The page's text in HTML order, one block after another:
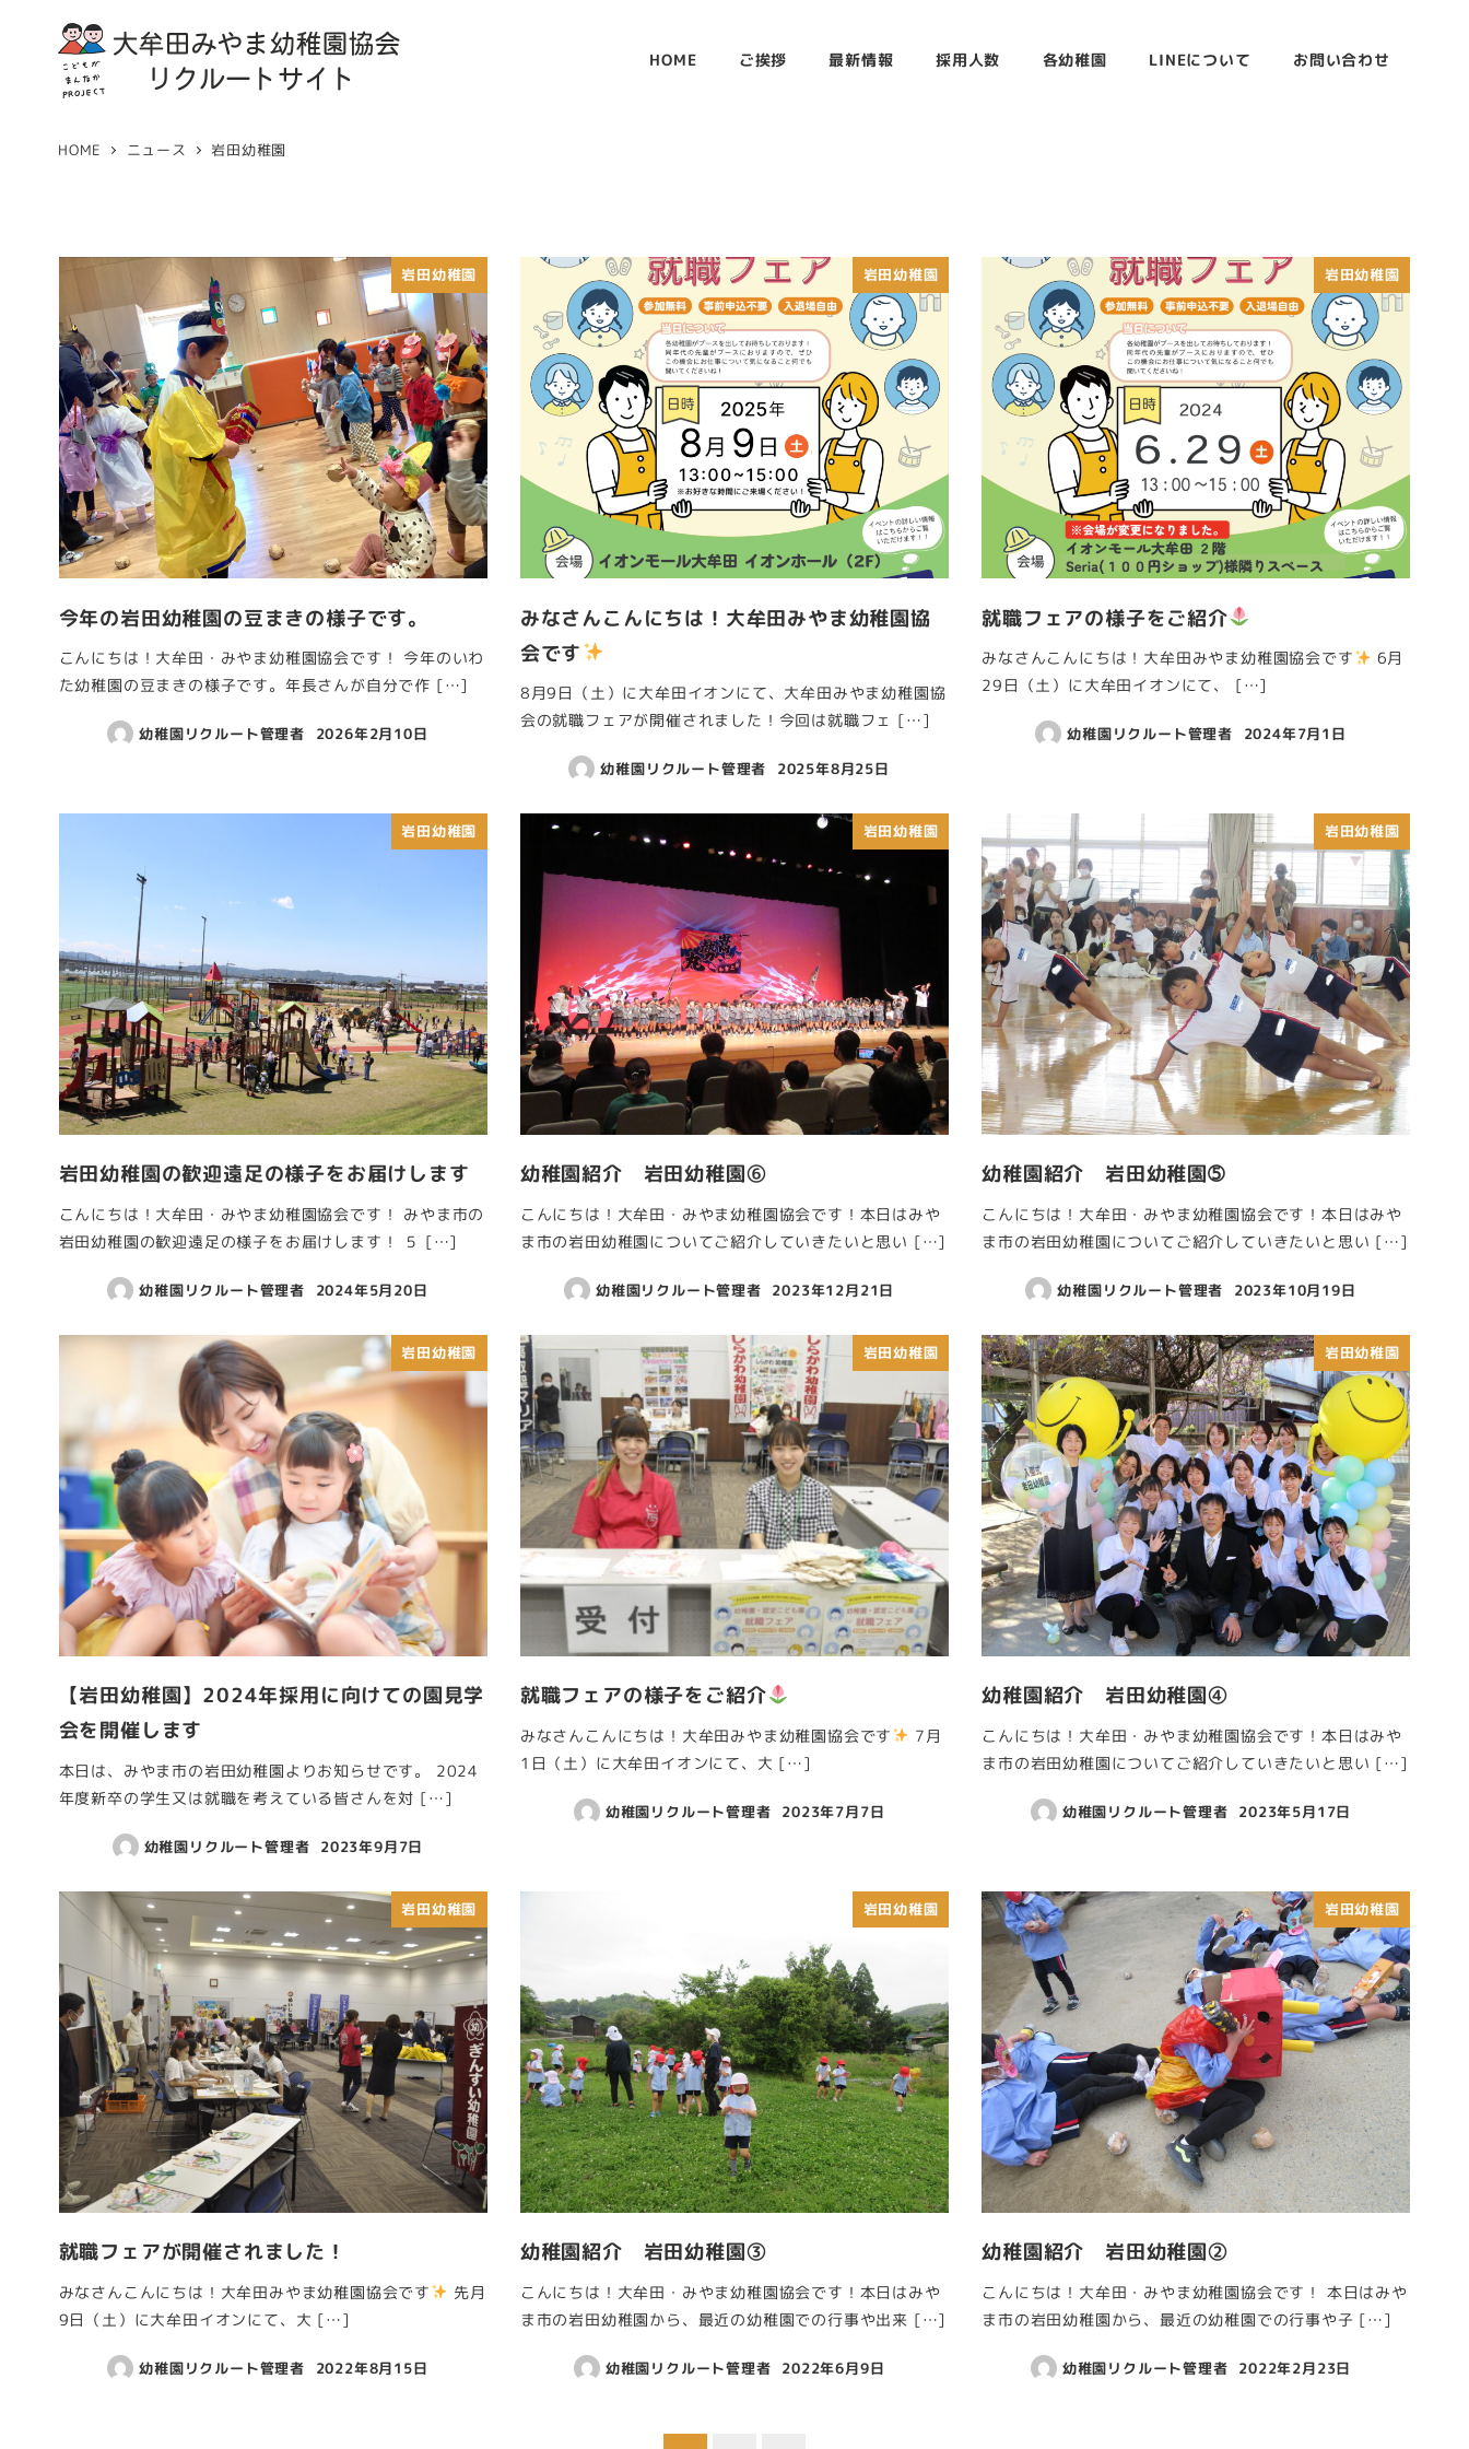
HOME ご挨拶 最新情報 採用人数 各幼稚園 LINEについて お問い合わせ
HOME ニュース 岩田幼稚園
岩田幼稚園
今年の岩田幼稚園の豆まきの様子です。
こんにちは！大牟田・みやま幼稚園協会です！ 今年のいわ
た幼稚園の豆まきの様子です。年長さんが自分で作 […]
幼稚園リクルート管理者 2026年2月10日
岩田幼稚園
みなさんこんにちは！大牟田みやま幼稚園協
会です
8月9日（土）に大牟田イオンにて、大牟田みやま幼稚園協
会の就職フェアが開催されました！今回は就職フェ […]
幼稚園リクルート管理者 2025年8月25日
岩田幼稚園
就職フェアの様子をご紹介
みなさんこんにちは！大牟田みやま幼稚園協会です
6月
29日（土）に大牟田イオンにて、 […]
幼稚園リクルート管理者 2024年7月1日
岩田幼稚園
岩田幼稚園の歓迎遠足の様子をお届けします
こんにちは！大牟田・みやま幼稚園協会です！ みやま市の
岩田幼稚園の歓迎遠足の様子をお届けします！ ５ […]
幼稚園リクルート管理者 2024年5月20日
岩田幼稚園
幼稚園紹介 岩田幼稚園⑥
こんにちは！大牟田・みやま幼稚園協会です！本日はみや
ま市の岩田幼稚園についてご紹介していきたいと思い […]
幼稚園リクルート管理者 2023年12月21日
岩田幼稚園
幼稚園紹介 岩田幼稚園➄
こんにちは！大牟田・みやま幼稚園協会です！本日はみや
ま市の岩田幼稚園についてご紹介していきたいと思い […]
幼稚園リクルート管理者 2023年10月19日
岩田幼稚園
【岩田幼稚園】2024年採用に向けての園見学
会を開催します
本日は、みやま市の岩田幼稚園よりお知らせです。 2024
年度新卒の学生又は就職を考えている皆さんを対 […]
幼稚園リクルート管理者 2023年9月7日
岩田幼稚園
就職フェアの様子をご紹介
みなさんこんにちは！大牟田みやま幼稚園協会です
7月
1日（土）に大牟田イオンにて、大 […]
幼稚園リクルート管理者 2023年7月7日
岩田幼稚園
幼稚園紹介 岩田幼稚園④
こんにちは！大牟田・みやま幼稚園協会です！本日はみや
ま市の岩田幼稚園についてご紹介していきたいと思い […]
幼稚園リクルート管理者 2023年5月17日
岩田幼稚園
就職フェアが開催されました！
みなさんこんにちは！大牟田みやま幼稚園協会です
先月
9日（土）に大牟田イオンにて、大 […]
幼稚園リクルート管理者 2022年8月15日
岩田幼稚園
幼稚園紹介 岩田幼稚園③
こんにちは！大牟田・みやま幼稚園協会です！本日はみや
ま市の岩田幼稚園から、最近の幼稚園での行事や出来 […]
幼稚園リクルート管理者 2022年6月9日
岩田幼稚園
幼稚園紹介 岩田幼稚園②
こんにちは！大牟田・みやま幼稚園協会です！ 本日はみや
ま市の岩田幼稚園から、最近の幼稚園での行事や子 […]
幼稚園リクルート管理者 2022年2月23日